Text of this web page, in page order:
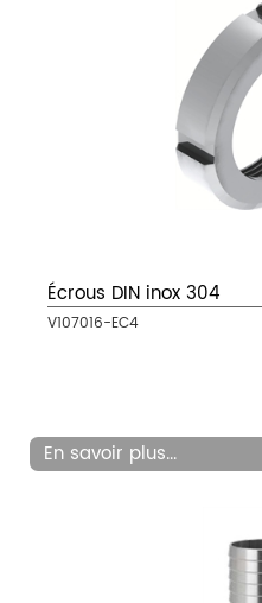
Écrous DIN inox 304
V107016-EC4
En savoir plus...